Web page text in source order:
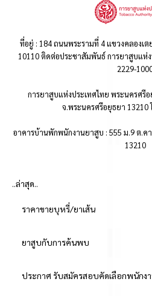
ที่อยู่ : 184 ถนนพระรามที่ 4 แขวงคลองเต
10110 ติดต่อประชาสัมพันธ์ การยาสูบแห่
2229-
การยาสูบแห่งประเทศไทย พระนครศรี
จ.พระนครศรีอยุธยา 13210
อาคารบ้านพักพนักงานยาสูบ : 555 ม.9 ต.ค
13210
..ล่าสุด..
ราคาขายบุหรี่/ยาเส้น
ยาสูบกับการค้นพบ
ประกาศ รับสมัครสอบคัดเลือกพนักง